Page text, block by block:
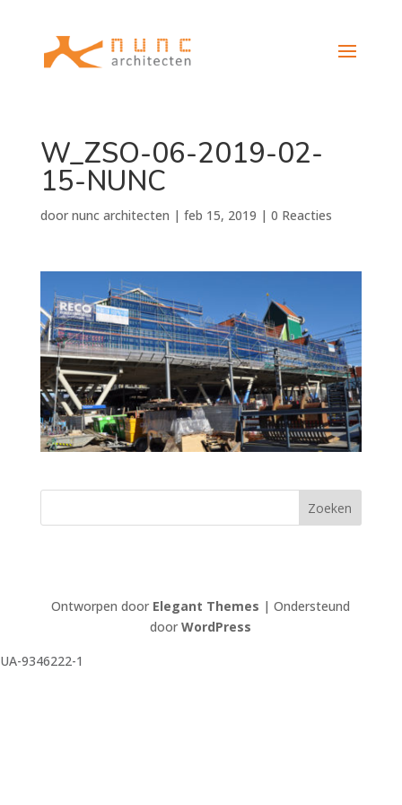
W_ZSO-06-2019-02-
15-NUNC
door nunc architecten | feb 15, 2019 | 0 Reacties
Ontworpen door Elegant Themes | Ondersteund
doorWordPress
UA-9346222-1